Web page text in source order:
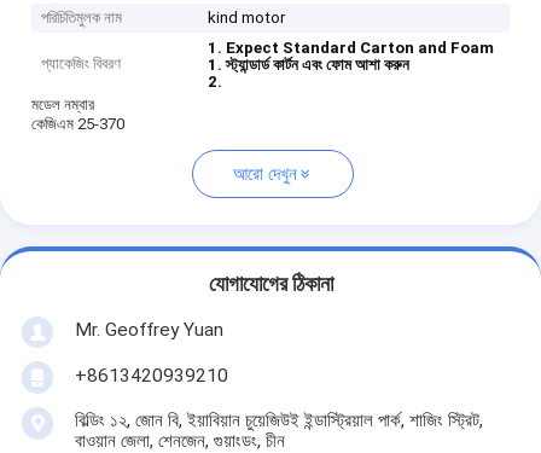
পরিচিতিমুলক নাম
kind motor
প্যাকেজিং বিবরণ
1. Expect Standard Carton and Foam
1. স্ট্যান্ডার্ড কার্টন এবং ফোম আশা করুন
2.
মডেল নম্বার
কেজিএম 25-370
আরো দেখুন
যোগাযোগের ঠিকানা
Mr. Geoffrey Yuan
+8613420939210
বিল্ডিং ১২, জোন বি, ইয়াবিয়ান চুয়েজিউই ইন্ডাস্ট্রিয়াল পার্ক, শাজিং স্ট্রিট,
বাওয়ান জেলা, শেনজেন, গুয়াংডং, চীন